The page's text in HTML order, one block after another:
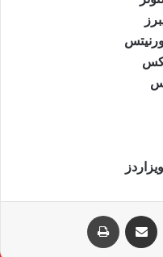
واتساب